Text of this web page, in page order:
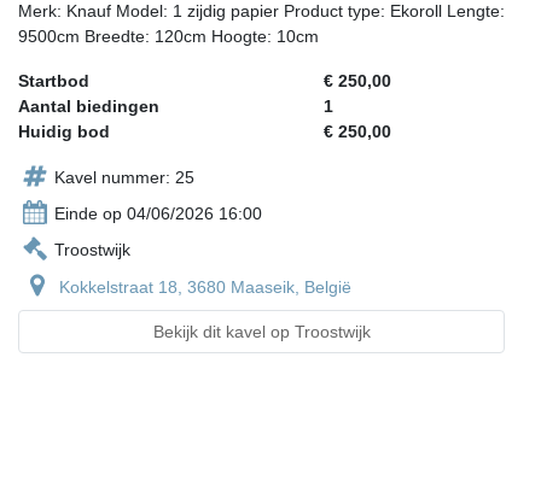
Merk: Knauf Model: 1 zijdig papier Product type: Ekoroll Lengte:
9500cm Breedte: 120cm Hoogte: 10cm
Startbod
€ 250,00
Aantal biedingen
1
Huidig bod
€ 250,00
Kavel nummer: 25
Einde op 04/06/2026 16:00
Troostwijk
Kokkelstraat 18, 3680 Maaseik, België
Bekijk dit kavel op Troostwijk